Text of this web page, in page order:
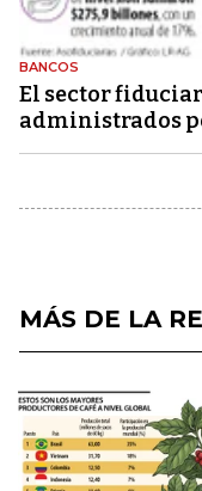
BANCOS
El sector
administrados
MÁS DE LA